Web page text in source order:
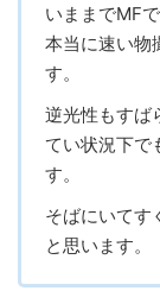
いままでMF
本当に速い物
す。
逆光性もすば
てい状況下で
す。
そばにいてす
と思います。